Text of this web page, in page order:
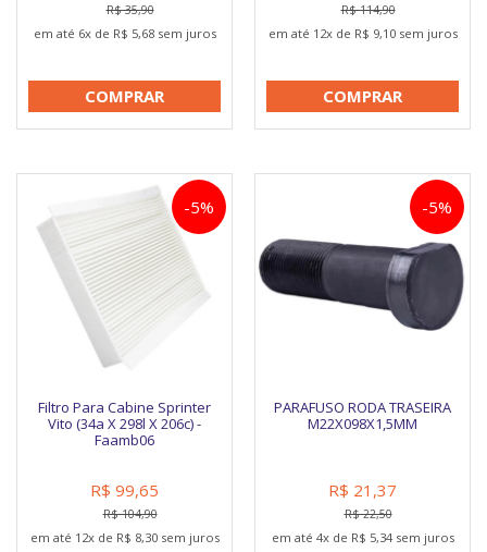
R$ 35,90
em até 6x de R$ 5,68 sem juros
COMPRAR
R$ 114,90
em até 12x de R$ 9,10 sem juros
COMPRAR
Filtro Para Cabine Sprinter
Vito (34a X 298l X 206c) -
Faamb06
R$ 99,65
R$ 104,90
-5%
em até 12x de R$ 8,30 sem juros
PARAFUSO RODA TRASEIRA
M22X098X1,5MM
R$ 21,37
R$ 22,50
-5%
em até 4x de R$ 5,34 sem juros